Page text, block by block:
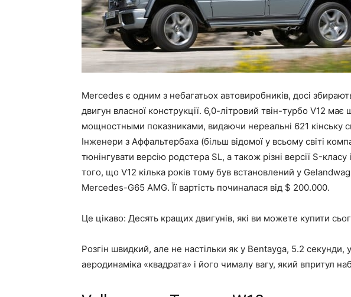
Mercedes є одним з небагатьох автовиробників, досі
двигун власної конструкції. 6,0-літровий твін-турбо V12
мощностными показниками, видаючи нереальні 621 кінську
Інженери з Аффальтербаха (більш відомої у всьому світі
тюнінгувати версію родстера SL, а також різні версії S-
того, що V12 кілька років тому був встановлений у
Mercedes-G65 AMG. Її вартість починалася від $ 200.000.
Це цікаво: Десять кращих двигунів, які ви можете купити
Розгін швидкий, але не настільки як у Bentayga, 5.2 секунди,
аеродинаміка «квадрата» і його чималу вагу, який впритул